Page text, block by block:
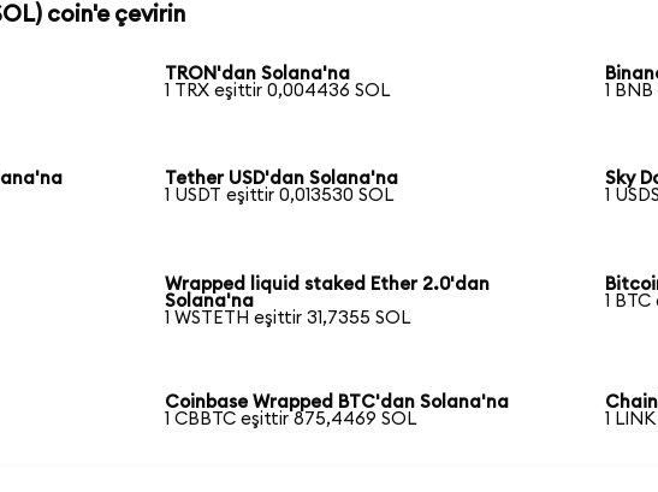
coin'e çevirin
TRON'dan Solana'na
1 TRX eşittir 0,004436 SOL
1
Tether USD'dan Solana'na
1 USDT eşittir 0,013530 SOL
Sky
1
Wrapped liquid staked Ether 2.0'dan
Solana'na
1 WSTETH eşittir 31,7355 SOL
1
Coinbase Wrapped BTC'dan Solana'na
1 CBBTC eşittir 875,4469 SOL
1